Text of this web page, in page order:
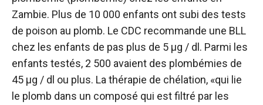
Zambie. Plus de 10 000 enfants ont subi des tests
de poison au plomb. Le CDC recommande une BLL
chez les enfants de pas plus de 5 µg / dl. Parmi les
enfants testés, 2 500 avaient des plombémies de
45 µg / dl ou plus. La thérapie de chélation, «qui lie
le plomb dans un composé qui est filtré par les